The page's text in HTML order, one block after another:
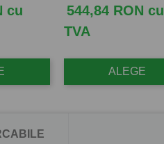
cu
544,84 RON cu
TVA
ALEGE